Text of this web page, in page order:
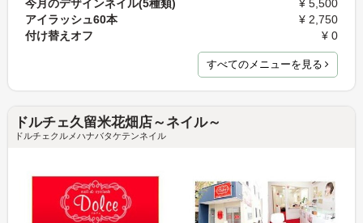
今月のデザインネイル(5種類)
¥ 5,500
アイラッシュ60本
¥ 2,750
付け替えオフ
¥ 0
すべてのメニューを見る
ドルチェ久留米花畑店～ネイル～
ドルチェクルメハナバタケテンネイル